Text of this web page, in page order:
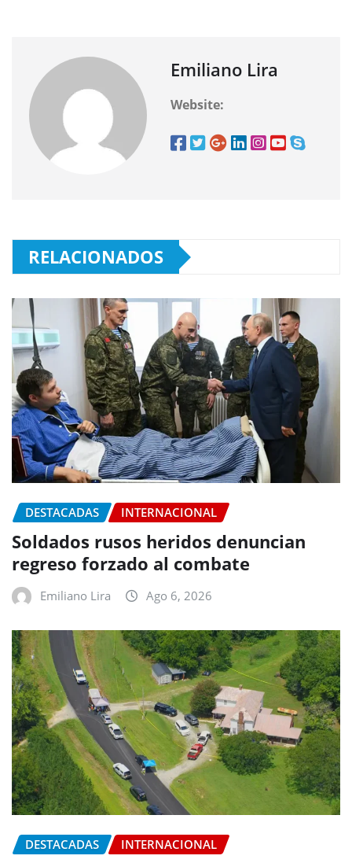
Emiliano Lira
Website:
RELACIONADOS
DESTACADAS INTERNACIONAL
Soldados rusos heridos denuncian
regreso forzado al combate
Emiliano Lira Ago 6, 2026
DESTACADAS INTERNACIONAL